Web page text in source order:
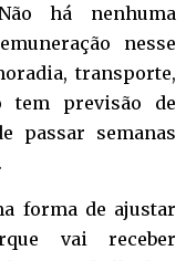
há nenhuma
nesse
transporte,
tem previsão de
passar semanas
forma de ajustar
vai receber